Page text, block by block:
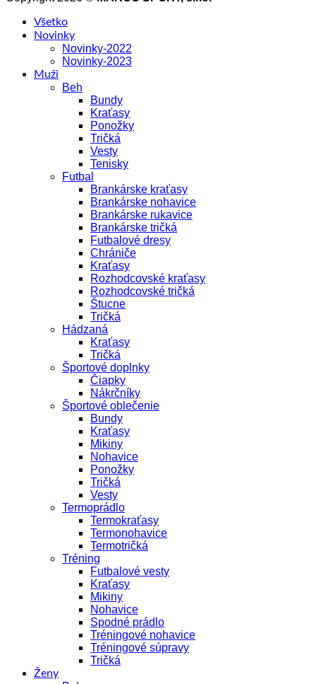
Všetko
Novinky
Novinky-2022
Novinky-2023
Muži
Beh
Bundy
Kraťasy
Ponožky
Tričká
Vesty
Tenisky
Futbal
Brankárske kraťasy
Brankárske nohavice
Brankárske rukavice
Brankárske tričká
Futbalové dresy
Chrániče
Kraťasy
Rozhodcovské kraťasy
Rozhodcovské tričká
Štucne
Tričká
Hádzaná
Kraťasy
Tričká
Športové doplnky
Čiapky
Nákrčníky
Športové oblečenie
Bundy
Kraťasy
Mikiny
Nohavice
Ponožky
Tričká
Vesty
Termoprádlo
Termokraťasy
Termonohavice
Termotričká
Tréning
Futbalové vesty
Kraťasy
Mikiny
Nohavice
Spodné prádlo
Tréningové nohavice
Tréningové súpravy
Tričká
Ženy